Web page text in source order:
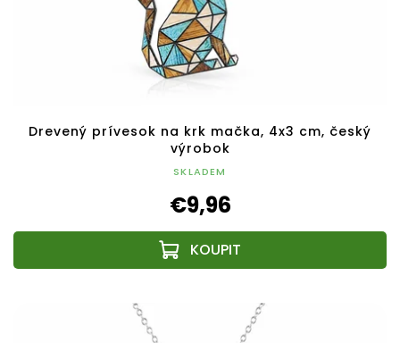
Drevený prívesok na krk mačka, 4x3 cm, český
výrobok
SKLADEM
€9,96